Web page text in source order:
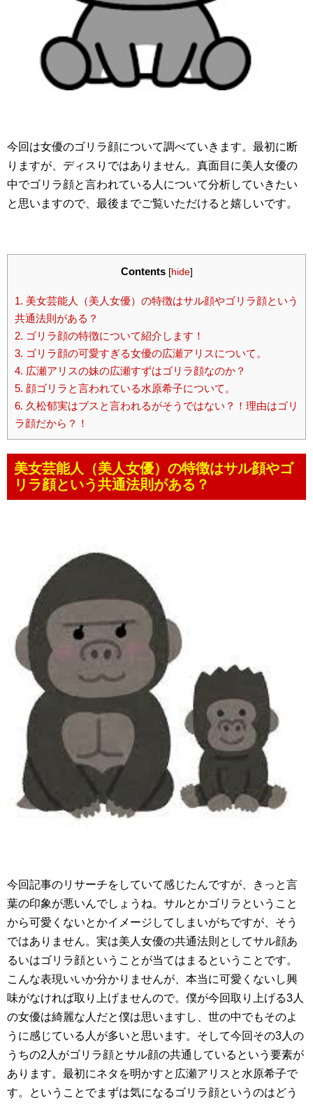
今回は女優のゴリラ顔について調べていきます。最初に断
りますが、ディスりではありません。真面目に美人女優の
中でゴリラ顔と言われている人について分析していきたい
と思いますので、最後までご覧いただけると嬉しいです。
Contents [hide]
1. 美女芸能人（美人女優）の特徴はサル顔やゴリラ顔という
共通法則がある？
2. ゴリラ顔の特徴について紹介します！
3. ゴリラ顔の可愛すぎる女優の広瀬アリスについて。
4. 広瀬アリスの妹の広瀬すずはゴリラ顔なのか？
5. 顔ゴリラと言われている水原希子について。
6. 久松郁実はブスと言われるがそうではない？！理由はゴリ
ラ顔だから？！
美女芸能人（美人女優）の特徴はサル顔やゴ
リラ顔という共通法則がある？
今回記事のリサーチをしていて感じたんですが、きっと言
葉の印象が悪いんでしょうね。サルとかゴリラということ
から可愛くないとかイメージしてしまいがちですが、そう
ではありません。実は美人女優の共通法則としてサル顔あ
るいはゴリラ顔ということが当てはまるということです。
こんな表現いいか分かりませんが、本当に可愛くないし興
味がなければ取り上げませんので。僕が今回取り上げる3人
の女優は綺麗な人だと僕は思いますし、世の中でもそのよ
うに感じている人が多いと思います。そして今回その3人の
うちの2人がゴリラ顔とサル顔の共通しているという要素が
あります。最初にネタを明かすと広瀬アリスと水原希子で
す。ということでまずは気になるゴリラ顔というのはどう